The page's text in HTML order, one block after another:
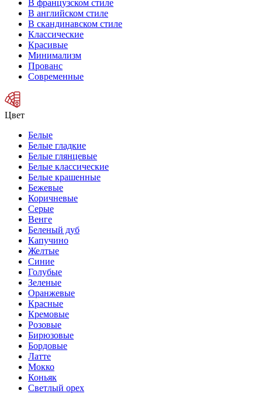
В французском стиле
В английском стиле
В скандинавском стиле
Классические
Красивые
Минимализм
Прованс
Современные
Цвет
Белые
Белые гладкие
Белые глянцевые
Белые классические
Белые крашенные
Бежевые
Коричневые
Серые
Венге
Беленый дуб
Капучино
Желтые
Синие
Голубые
Зеленые
Оранжевые
Красные
Кремовые
Розовые
Бирюзовые
Бордовые
Латте
Мокко
Коньяк
Светлый орех